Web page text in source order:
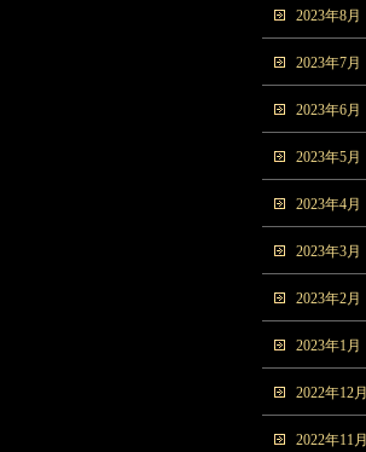
2023年8月
2023年7月
2023年6月
2023年5月
2023年4月
2023年3月
2023年2月
2023年1月
2022年12月
2022年11月